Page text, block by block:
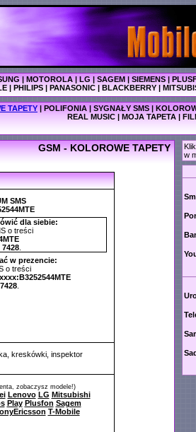
|MOTOROLA|LG|SAGEM|SIEMENS|
|PHILIPS|PANASONIC|BLACKBERRY|
TAPETY | POLIFONIA | SYGNAŁY SMS |
REAL MUSIC | MOJA TAPETA |
GSM - KOLOROWE TAPETY
SMS
dla siebie:
o treści
7428.
w prezencie:
o treści
7428.
, kreskówki, inspektor
zobaczysz modele!)
Lenovo LG Mitsubishi
Play Plusfon Sagem
T-Mobile
w